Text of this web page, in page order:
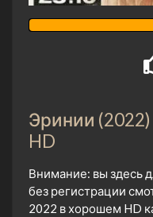
Эринии (2022)
HD
Внимание: вы здесь
без регистрации
2022 в хорошем HD